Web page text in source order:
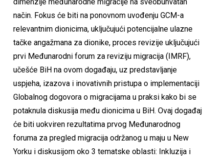
način. Fokus će biti na ponovnom uvođenju GCM-a
relevantnim dionicima, uključujući potencijalne ulazne
tačke angažmana za dionike, proces revizije uključujući
prvi Međunarodni forum za reviziju migracija (IMRF),
učešće BiH na ovom događaju, uz predstavljanje
uspjeha, izazova i inovativnih pristupa o implementaciji
Globalnog dogovora o migracijama u praksi kako bi se
potaknula diskusija među dionicima u BiH. Ovaj događaj
će biti uokviren rezultatima prvog Međunarodnog
foruma za pregled migracija održanog u maju u New
Yorku i diskusijom oko 3 tematske oblasti: Inkluzija i